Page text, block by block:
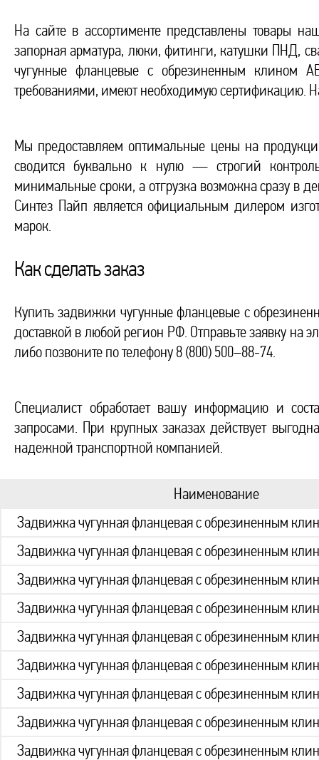
На сайте в ассортименте представлены товары
запорная арматура, люки, фитинги, катушки ПНД,
чугунные фланцевые с обрезиненным клином
требованиями, имеют необходимую сертификацию.
Мы предоставляем оптимальные цены на
сводится буквально к нулю — строгий
минимальные сроки, а отгрузка возможна сразу в
Синтез Пайп является официальным дилером
марок.
Как сделать заказ
Купить задвижки чугунные фланцевые с
доставкой в любой регион РФ. Отправьте заявку на
либо позвоните по телефону 8 (800) 500–88-74.
Специалист обработает вашу информацию и
запросами. При крупных заказах действует
надежной транспортной компанией.
Наименование
Задвижка чугунная фланцевая с обрезиненным
Задвижка чугунная фланцевая с обрезиненным
Задвижка чугунная фланцевая с обрезиненным
Задвижка чугунная фланцевая с обрезиненным
Задвижка чугунная фланцевая с обрезиненным
Задвижка чугунная фланцевая с обрезиненным
Задвижка чугунная фланцевая с обрезиненным
Задвижка чугунная фланцевая с обрезиненным
Задвижка чугунная фланцевая с обрезиненным